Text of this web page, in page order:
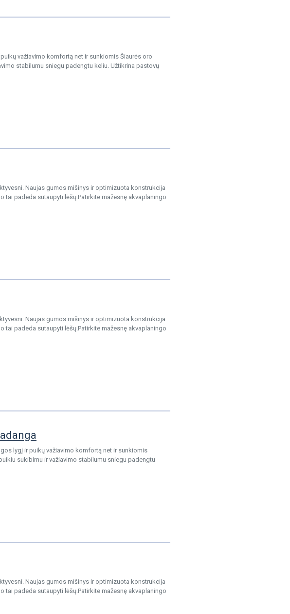
važiavimo komfortą net ir sunkiomis Šiaurės oro
stabilumu sniegu padengtu keliu. Užtikrina pastovų
Naujas gumos mišinys ir optimizuota konstrukcija
tai padeda sutaupyti lėšų.Patirkite mažesnę akvaplaningo
Naujas gumos mišinys ir optimizuota konstrukcija
tai padeda sutaupyti lėšų.Patirkite mažesnę akvaplaningo
lygį ir puikų važiavimo komfortą net ir sunkiomis
sukibimu ir važiavimo stabilumu sniegu padengtu
Naujas gumos mišinys ir optimizuota konstrukcija
tai padeda sutaupyti lėšų.Patirkite mažesnę akvaplaningo